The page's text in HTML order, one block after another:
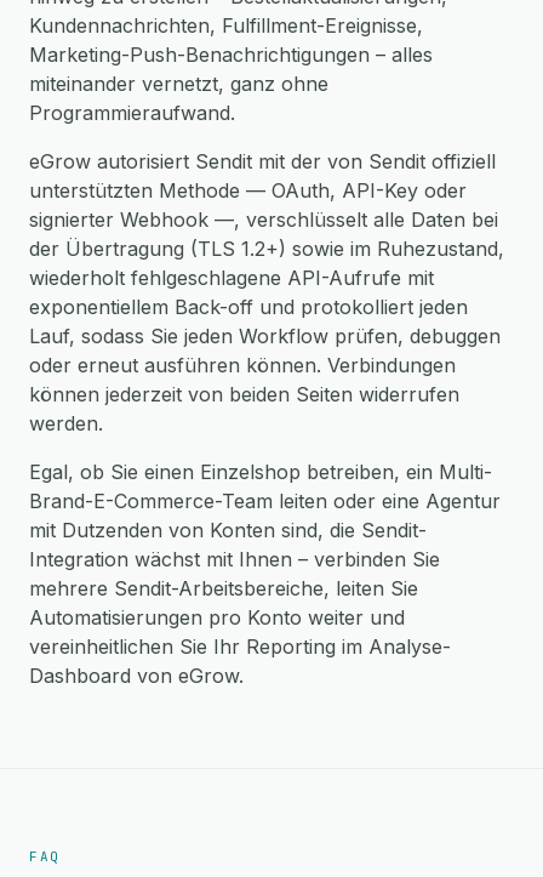
Kundennachrichten, Fulfillment-Ereignisse,
Marketing-Push-Benachrichtigungen – alles
miteinander vernetzt, ganz ohne
Programmieraufwand.
eGrow autorisiert Sendit mit der von Sendit offiziell
unterstützten Methode — OAuth, API-Key oder
signierter Webhook —, verschlüsselt alle Daten bei
der Übertragung (TLS 1.2+) sowie im Ruhezustand,
wiederholt fehlgeschlagene API-Aufrufe mit
exponentiellem Back-off und protokolliert jeden
Lauf, sodass Sie jeden Workflow prüfen, debuggen
oder erneut ausführen können. Verbindungen
können jederzeit von beiden Seiten widerrufen
werden.
Egal, ob Sie einen Einzelshop betreiben, ein Multi-
Brand-E-Commerce-Team leiten oder eine Agentur
mit Dutzenden von Konten sind, die Sendit-
Integration wächst mit Ihnen – verbinden Sie
mehrere Sendit-Arbeitsbereiche, leiten Sie
Automatisierungen pro Konto weiter und
vereinheitlichen Sie Ihr Reporting im Analyse-
Dashboard von eGrow.
FAQ